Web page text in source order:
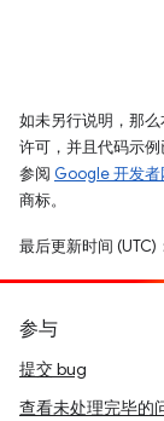
如未另行说明，那
许可，并且代码示
参阅 Google 开发者
商标。
最后更新时间
参与
提交 bug
查看未处理完毕的